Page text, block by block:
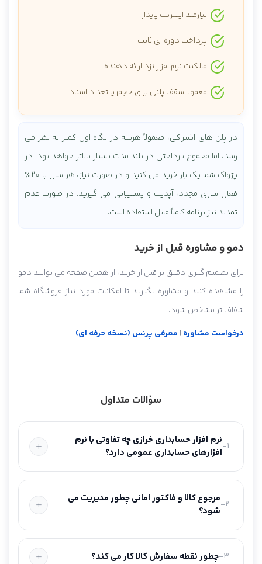
نیازمند اینترنت پایدار
پرداخت دوره ای ثابت
مالکیت نرم افزار نزد ارائه دهنده
معمولا سقف پلنی برای حجم یا تعداد اسناد
در پلن های اشتراکی، معمولاً هزینه در نگاه اول کمتر به نظر می
رسد، اما مجموع پرداختی در بلند مدت بسیار بالاتر خواهد بود. در
پژواک شما یک بار خرید می کنید و در صورت نیاز، هر سال با ۲۰٪
فعال سازی مجدد، آپدیت و پشتیبانی می گیرید. در صورت عدم
تمدید نیز برنامه کاملاً قابل استفاده است.
دمو و مشاوره قبل از خرید
برای تصمیم گیری دقیق تر قبل از خرید، از همین صفحه می توانید دمو
را مشاهده کنید و مشاوره بگیرید تا امکانات مورد نیاز فروشگاه شما
شفاف تر مشخص شود.
درخواست مشاوره | معرفی پرنس (نسخه حرفه ای)
سؤالات متداول
1- نرم افزار حسابداری خرازی چه تفاوتی با نرم
افزارهای حسابداری عمومی دارد؟
2- مرجوع کالا و فاکتور امانی چطور مدیریت می
شود؟
3- چطور نقطه سفارش کالا کار می کند؟